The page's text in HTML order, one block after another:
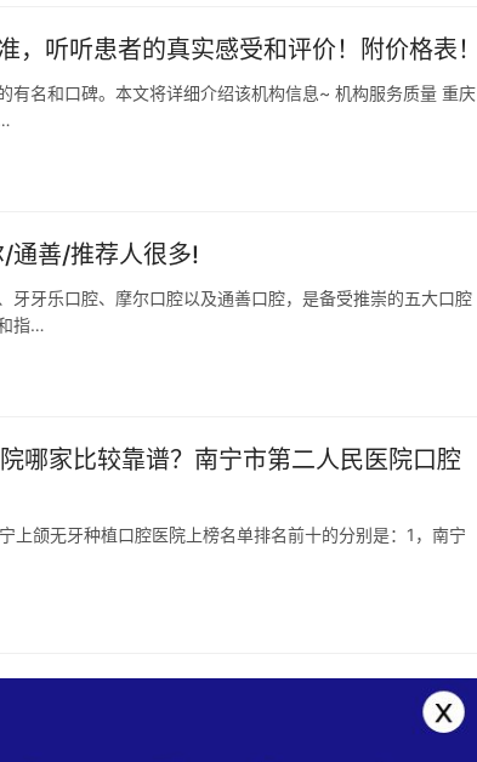
听听患者的真实感受和评价！附价格表！
名和口碑。本文将详细介绍该机构信息~ 机构服务质量 重庆
通善/推荐人很多!
牙乐口腔、摩尔口腔以及通善口腔，是备受推崇的五大口腔
指…
哪家比较靠谱？南宁市第二人民医院口腔
颌无牙种植口腔医院上榜名单排名前十的分别是：1，南宁